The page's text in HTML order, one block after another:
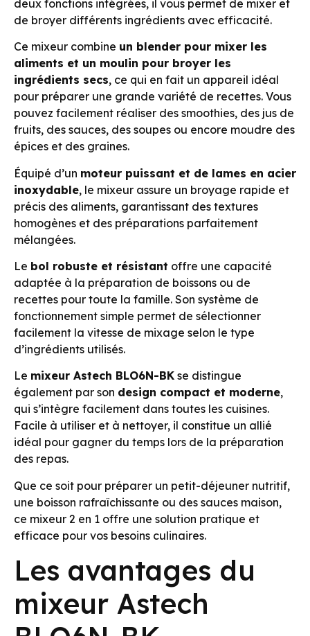
deux fonctions intégrées, il vous permet de mixer et
de broyer différents ingrédients avec efficacité.
Ce mixeur combine un blender pour mixer les
aliments et un moulin pour broyer les
ingrédients secs, ce qui en fait un appareil idéal
pour préparer une grande variété de recettes. Vous
pouvez facilement réaliser des smoothies, des jus de
fruits, des sauces, des soupes ou encore moudre des
épices et des graines.
Équipé d’un moteur puissant et de lames en acier
inoxydable, le mixeur assure un broyage rapide et
précis des aliments, garantissant des textures
homogènes et des préparations parfaitement
mélangées.
Le bol robuste et résistant offre une capacité
adaptée à la préparation de boissons ou de
recettes pour toute la famille. Son système de
fonctionnement simple permet de sélectionner
facilement la vitesse de mixage selon le type
d’ingrédients utilisés.
Le mixeur Astech BLO6N-BK se distingue
également par son design compact et moderne,
qui s’intègre facilement dans toutes les cuisines.
Facile à utiliser et à nettoyer, il constitue un allié
idéal pour gagner du temps lors de la préparation
des repas.
Que ce soit pour préparer un petit-déjeuner nutritif,
une boisson rafraîchissante ou des sauces maison,
ce mixeur 2 en 1 offre une solution pratique et
efficace pour vos besoins culinaires.
Les avantages du
mixeur Astech